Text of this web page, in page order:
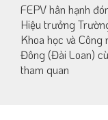
FEPV hân hạnh
Hiệu trưởng
Khoa học và Công
Đông (Đài Loan)
tham quan